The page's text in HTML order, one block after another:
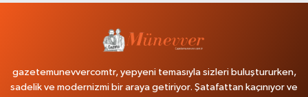
gazetemunevvercomtr, yepyeni temasıyla sizleri buluştururken,
sadelik ve modernizmi bir araya getiriyor. Şatafattan kaçınıyor ve